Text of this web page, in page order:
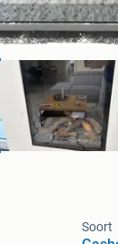
Soort